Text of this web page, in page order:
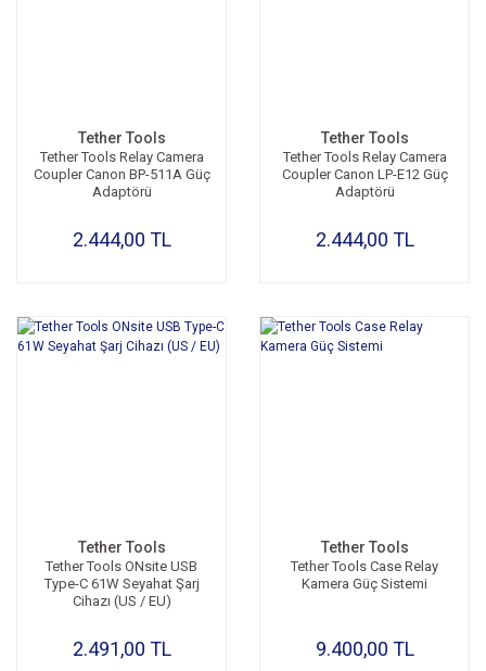
Tether Tools
Tether Tools Relay Camera
Coupler Canon BP-511A Güç
Adaptörü
2.444,00 TL
Tether Tools
Tether Tools Relay Camera
Coupler Canon LP-E12 Güç
Adaptörü
2.444,00 TL
Tether Tools
Tether Tools ONsite USB
Type-C 61W Seyahat Şarj
Cihazı (US / EU)
2.491,00 TL
Tether Tools
Tether Tools Case Relay
Kamera Güç Sistemi
9.400,00 TL